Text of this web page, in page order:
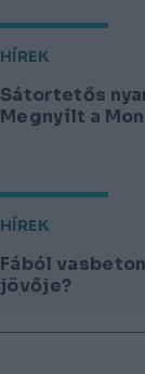
HÍREK
Sátortetős
Megnyílt a
HÍREK
Fából
jövője?
Lábléc